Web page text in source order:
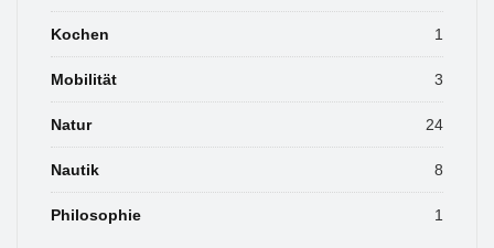
Kochen 1
Mobilität 3
Natur 24
Nautik 8
Philosophie 1